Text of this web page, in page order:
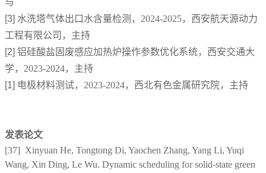
与
[3] 水洗塔气体出口水含量检测，2024-2025，西安航天源动力
工程有限公司，主持
[2] 铝硅酸盐固废感应加热炉操作参数优化系统，西安交通大
学，2023-2024，主持
[1] 电极材料测试，2023-2024，西北有色金属研究院，主持
发表论文
[37] Xinyuan He, Tongtong Di, Yaochen Zhang, Yang Li, Yuqi
Wang, Xin Ding, Le Wu. Dynamic scheduling for solid-state green